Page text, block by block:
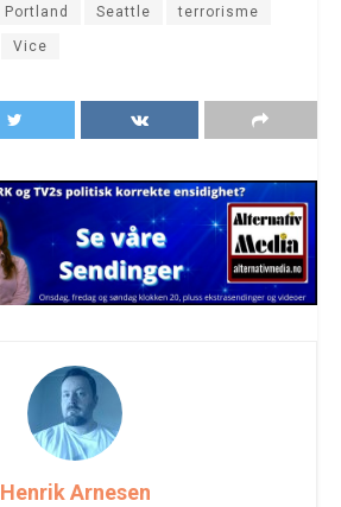
Portland Seattle terrorisme
Vice
Henrik Arnesen